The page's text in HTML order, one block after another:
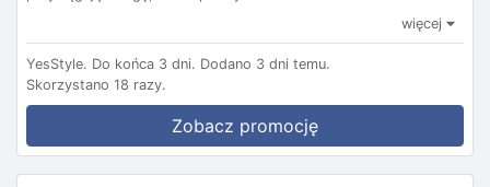
więcej
YesStyle. Do końca 3 dni. Dodano 3 dni temu.
Skorzystano 18 razy.
Zobacz promocję